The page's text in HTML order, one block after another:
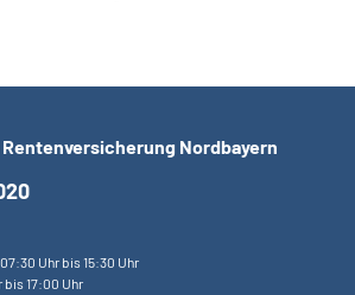
Nordbayern
Uhr bis 15:30 Uhr
bis 17:00 Uhr